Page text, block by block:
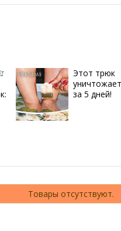
Этот трюк
за 5 дней!
Товары отсутствуют.